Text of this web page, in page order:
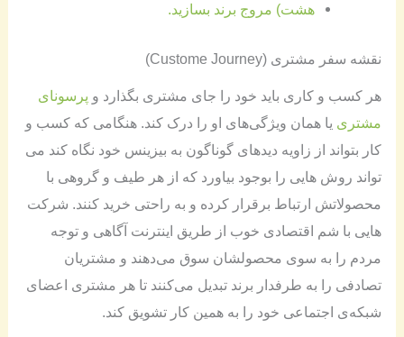
هشت) مروج برند بسازید.
نقشه سفر مشتری (Custome Journey)
هر کسب و کاری باید خود را جای مشتری بگذارد و پرسونای
مشتری یا همان ویژگی‌های او را درک کند. هنگامی که کسب و
کار بتواند از زاویه دیدهای گوناگون به بیزینس خود نگاه کند می
تواند روش هایی را بوجود بیاورد که از هر طیف و گروهی با
محصولاتش ارتباط برقرار کرده و به راحتی خرید کنند. شرکت
هایی با شم اقتصادی خوب از طریق اینترنت آگاهی و توجه
مردم را به سوی محصولشان سوق می‌دهند و مشتریان
تصادفی را به طرفدار برند تبدیل می‌کنند تا هر مشتری اعضای
شبکه‌ی اجتماعی خود را به همین کار تشویق کند.